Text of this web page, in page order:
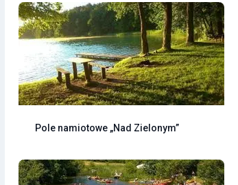
Pole namiotowe „Nad Zielonym”